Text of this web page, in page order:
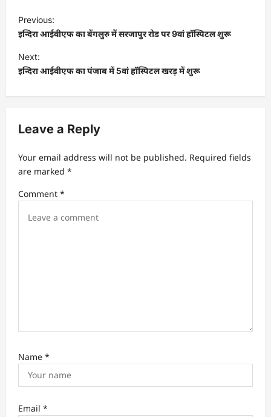
o
s
t
v
g
t
Previous:
इन्दिरा आईवीएफ का बेंगलुरु में सरजापुर रोड पर 9वां हॉस्पिटल शुरू
Next:
इन्दिरा आईवीएफ का पंजाब में 5वां हॉस्पिटल खरड़ में शुरू
Leave a Reply
Your email address will not be published. Required fields
are marked *
Comment *
Name *
Email *